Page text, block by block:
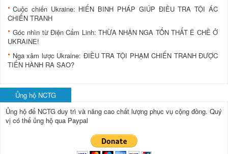
Cuộc chiến Ukraine: HIẾN BINH PHÁP GIÚP ĐIỀU TRA TỘI ÁC
CHIẾN TRANH
Góc nhìn từ Điện Cẩm Linh: THỪA NHẬN NGA TỔN THẤT Ê CHỀ Ở
UKRAINE!
Nga xâm lược Ukraine: ĐIỀU TRA TỘI PHẠM CHIẾN TRANH ĐƯỢC
TIẾN HÀNH RA SAO?
Ủng hộ NCTG
Ủng hộ để NCTG duy trì và nâng cao chất lượng phục vụ cộng đồng. Quý
vị có thể ủng hộ qua Paypal